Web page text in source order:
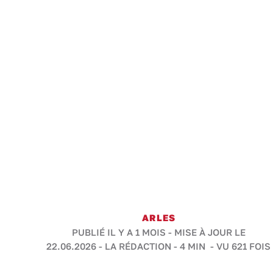
ARLES
PUBLIÉ IL Y A 1 MOIS - MISE À JOUR LE
22.06.2026 - LA RÉDACTION - 4 MIN - VU 621 FOIS